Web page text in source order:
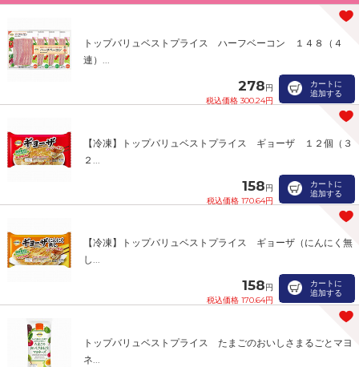
トップバリュベストプライス ハーフベーコン １４８（４
連）...
278円
税込価格 300.24円
カートに
追加する
【冷凍】トップバリュベストプライス ギョーザ １２個（３
２...
158円
税込価格 170.64円
カートに
追加する
【冷凍】トップバリュベストプライス ギョーザ（にんにく無
し...
158円
税込価格 170.64円
カートに
追加する
トップバリュベストプライス たまごのおいしさまるごとマヨ
ネ...